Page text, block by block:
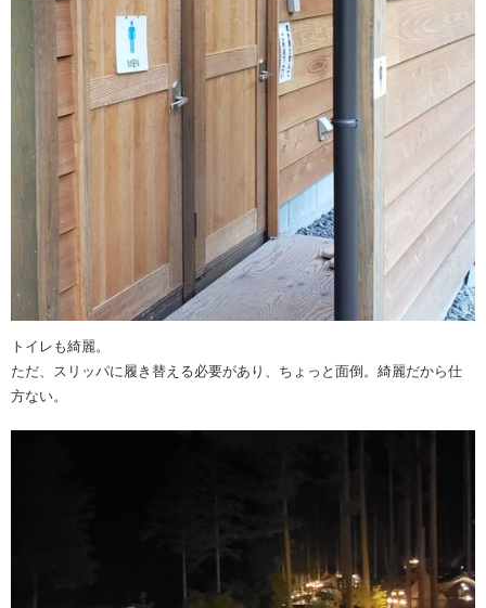
トイレも綺麗。
ただ、スリッパに履き替える必要があり、ちょっと面倒。綺麗だから仕
方ない。